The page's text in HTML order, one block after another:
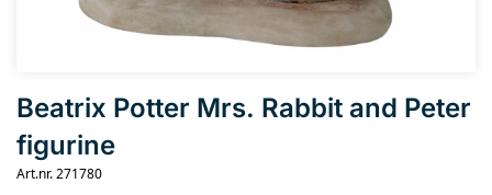
Beatrix Potter Mrs. Rabbit and Peter
figurine
Art.nr. 271780